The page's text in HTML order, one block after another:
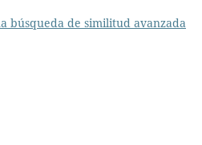
búsqueda de similitud avanzada